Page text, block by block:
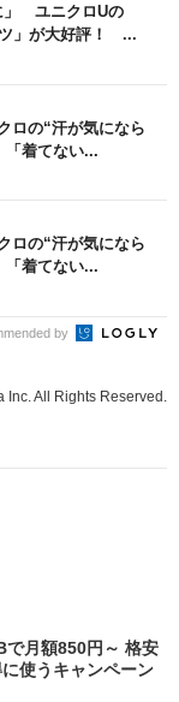
」 ユニクロUの
ツ」が大好評！ ...
ロの“汗が気になら
着てない...
ロの“汗が気になら
着てない...
by
All Rights Reserved.
で月額850円～ 格安
使うキャンペーン